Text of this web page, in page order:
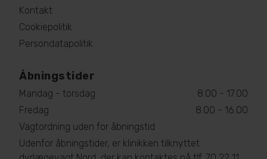
Kontakt
Cookiepolitik
Persondatapolitik
Åbningstider
Mandag - torsdag
8.00 - 17.00
Fredag
8.00 - 16.00
Vagtordning uden for åbningstid
Udenfor åbningstider, er klinikken tilknyttet